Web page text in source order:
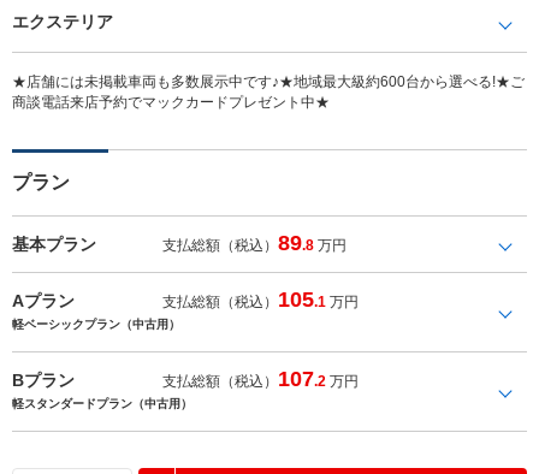
エクステリア
★店舗には未掲載車両も多数展示中です♪★地域最大級約600台から選べる!★ご
商談電話来店予約でマックカードプレゼント中★
プラン
基本プラン 支払総額（税込）89.8 万円
Aプラン 支払総額（税込） 105.1 万円
軽ベーシックプラン（中古用）
Bプラン 支払総額（税込） 107.2 万円
軽スタンダードプラン（中古用）